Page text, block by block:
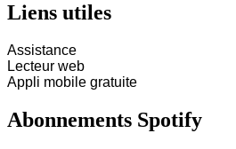
Liens utiles
Assistance
Lecteur web
Appli mobile gratuite
Abonnements Spotify